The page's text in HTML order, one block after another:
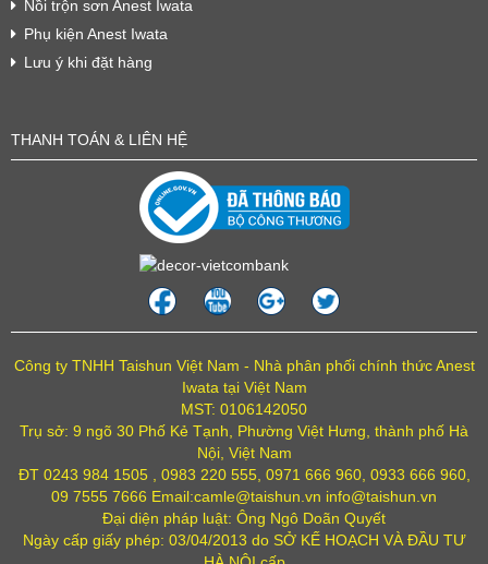
Nồi trộn sơn Anest Iwata
Phụ kiện Anest Iwata
Lưu ý khi đặt hàng
THANH TOÁN & LIÊN HỆ
Công ty TNHH Taishun Việt Nam - Nhà phân phối chính thức Anest
Iwata tại Việt Nam
MST: 0106142050
Trụ sở: 9 ngõ 30 Phố Kẻ Tạnh, Phường Việt Hưng, thành phố Hà
Nội, Việt Nam
ĐT 0243 984 1505 , 0983 220 555, 0971 666 960, 0933 666 960,
09 7555 7666 Email:camle@taishun.vn info@taishun.vn
Đại diện pháp luật: Ông Ngô Doãn Quyết
Ngày cấp giấy phép: 03/04/2013 do SỞ KẾ HOẠCH VÀ ĐẦU TƯ